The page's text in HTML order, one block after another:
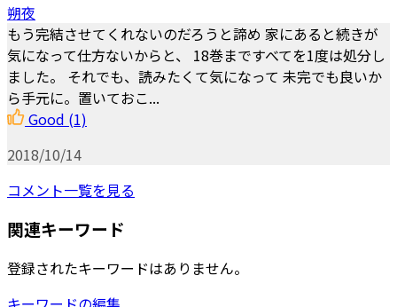
朔夜
もう完結させてくれないのだろうと諦め 家にあると続きが
気になって仕方ないからと、 18巻まですべてを1度は処分し
ました。 それでも、読みたくて気になって 未完でも良いか
ら手元に。置いておこ...
Good (1)
2018/10/14
コメント一覧を見る
関連キーワード
登録されたキーワードはありません。